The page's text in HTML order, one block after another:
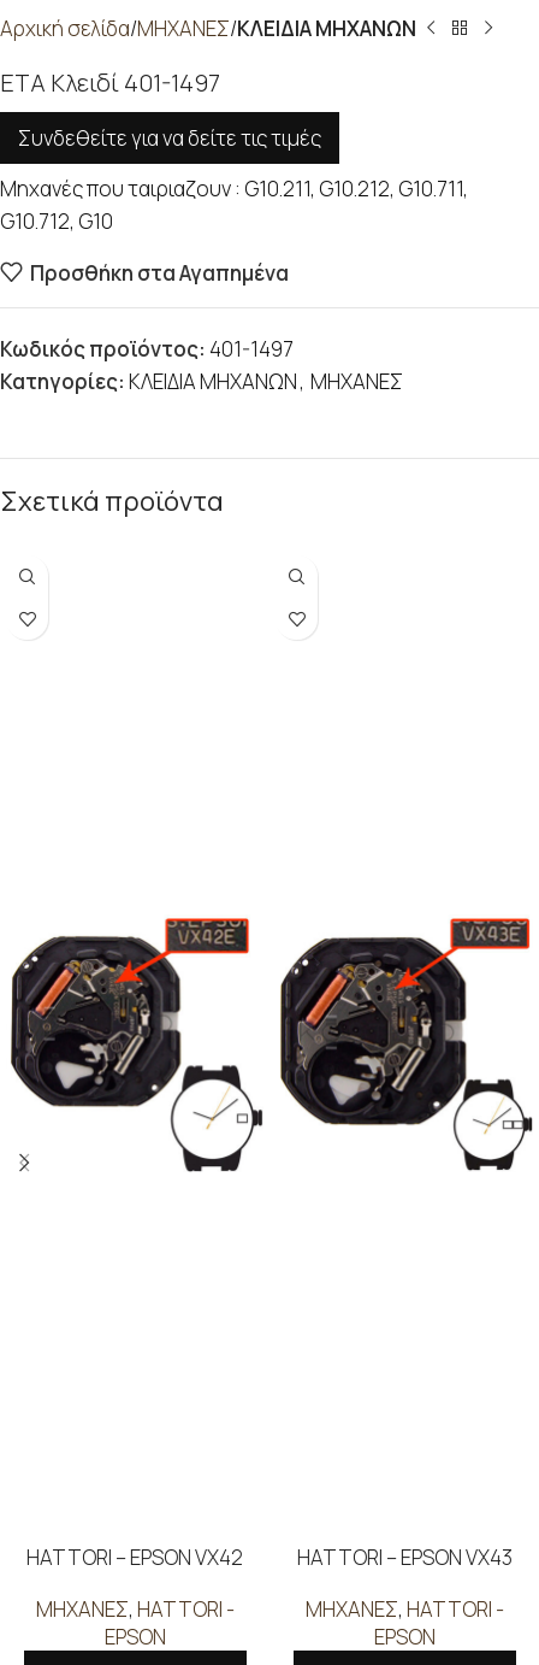
Αρχική σελίδα ΜΗΧΑΝΕΣ ΚΛΕΙΔΙΑ ΜΗΧΑΝΩΝ
ETA Κλειδί 401-1497
Συνδεθείτε για να δείτε τις τιμές
Μηχανές που ταιριαζουν : G10.211, G10.212, G10.711,
G10.712, G10
Προσθήκη στα Αγαπημένα
Κωδικός προϊόντος: 401-1497
Κατηγορίες: ΚΛΕΙΔΙΑ ΜΗΧΑΝΩΝ, ΜΗΧΑΝΕΣ
Σχετικά προϊόντα
HATTORI – EPSON VX42
ΜΗΧΑΝΕΣ, HATTORI -
EPSON
HATTORI – EPSON VX43
ΜΗΧΑΝΕΣ, HATTORI -
EPSON